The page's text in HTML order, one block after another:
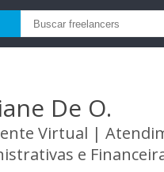
De O.
Virtual |
e